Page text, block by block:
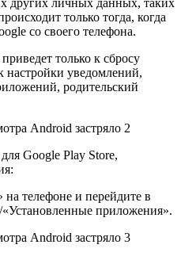
только тогда, когда
со своего телефона.
только к сбросу
настройки уведомлений,
родительский
Google Play Store,
телефоне и перейдите в
приложения».